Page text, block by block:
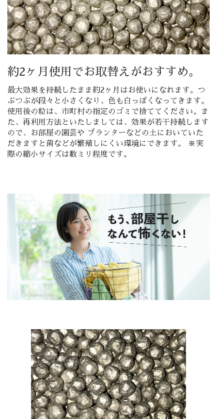
約2ヶ月使用でお取替えがおすすめ。
最大効果を持続したまま約2ヶ月はお使いになれます。つ
ぶつぶが段々と小さくなり、色も白っぽくなってきます。
使用後の粒は、市町村の指定のゴミで捨ててください。ま
た、再利用方法といたしましては、効果が若干持続します
ので、お部屋の園芸や プランターなどの土においていた
だきますと菌などが繁殖しにくい環境にできます。 ※実
際の縮小サイズは数ミリ程度です。